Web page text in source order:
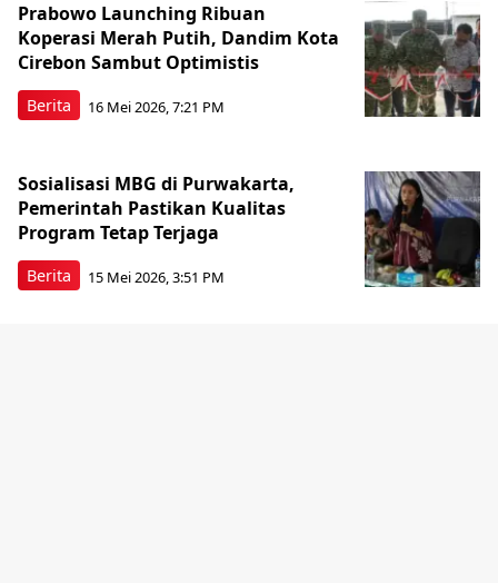
Berita
Prabowo Launching Ribuan
Koperasi Merah Putih, Dandim Kota
Cirebon Sambut Optimistis
16 Mei 2026, 7:21 PM
Berita
Sosialisasi MBG di Purwakarta,
Pemerintah Pastikan Kualitas
Program Tetap Terjaga
15 Mei 2026, 3:51 PM